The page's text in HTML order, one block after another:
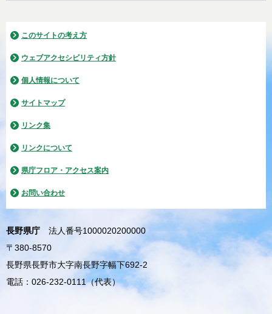
このサイトの考え方
ウェブアクセシビリティ方針
個人情報について
サイトマップ
リンク集
リンクについて
県庁フロア・アクセス案内
お問い合わせ
長野県庁
法人番号1000020200000
〒380-8570
長野県長野市大字南長野字幅下692-2
電話：026-232-0111（代表）